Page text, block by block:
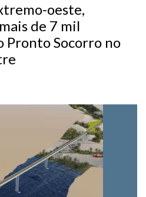
oeste,
de 7 mil
Pronto Socorro no